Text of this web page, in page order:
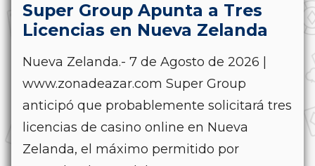
Super Group Apunta a Tres
Licencias en Nueva Zelanda
Nueva Zelanda.- 7 de Agosto de 2026 |
www.zonadeazar.com Super Group
anticipó que probablemente solicitará tres
licencias de casino online en Nueva
Zelanda, el máximo permitido por